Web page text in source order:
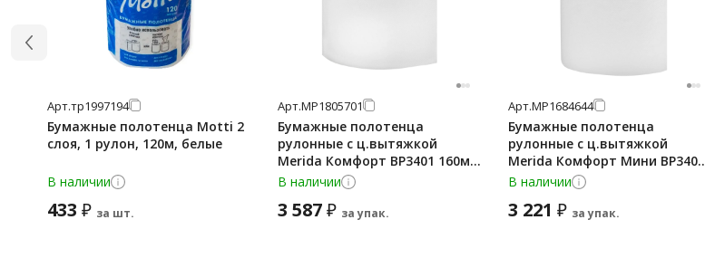
Арт.тр1997194
Бумажные полотенца Motti 2
слоя, 1 рулон, 120м, белые
В наличии
433 ₽ за шт.
Арт.МР1805701
Бумажные полотенца
рулонные с ц.вытяжкой
Merida Комфорт BP3401 160м,
2 слоя, белые, 6 рулонов
В наличии
3 587₽ за упак.
Арт.МР1684644
Бумажные полотенца
рулонные с ц.вытяжкой
Merida Комфорт Мини BP3402
70м, 2 слоя, белые, 12 рулонов
В наличии
3 221 ₽ за упак.